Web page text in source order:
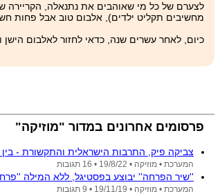
לצערם של כל מי שאוהבים את נתנאלה, הקריירה
מחשיבים תקליט ילדים), אלבום טוב אבל פחות
כיום, לאחר עשרים שנה, כדאי לחזור לאלבום הישן
פרסומים אחרונים במדור "מוזיקה"
צביקה פיק, התרבות הישראלית והתקשורת - בין
המערכת • מוזיקה • 19/8/22 • 16 תגובות
''שיר הפרחה'' יבוצע בפסטיגל, ללא המילה
המערכת • מוזיקה • 19/11/19 • 9 תגובות